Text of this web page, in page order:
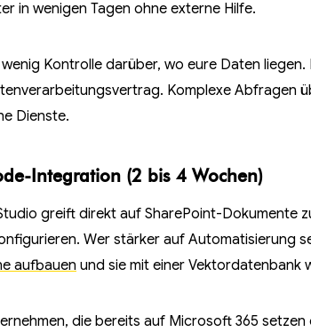
in wenigen Tagen ohne externe Hilfe.
Kontrolle darüber, wo eure Daten
Komplexe Abfragen
Dienste.
Integration (2 bis 4 Wochen)
greift direkt auf SharePoint-Dokumente
Wer stärker auf Automatisierung
aufbauen und sie mit einer Vektordatenbank
die bereits auf Microsoft 365